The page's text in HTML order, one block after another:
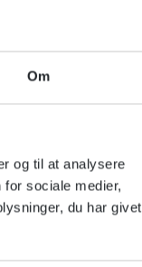
Om
og til at analysere
sociale medier,
du har givet